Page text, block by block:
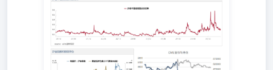
等，显示投机资金参与度不足，市场以存量博弈为主。 资
料来源：Wind Bloomberg南华研究 二、短期展望：下行空
间有限，等待破局变量 我们预计短期金价仍将延续区间震
荡，但进一步下行的风险已相对可控。5月以来，市场对美
联储年内加息一次的极端情景已基本计入定价，进一步鹰派